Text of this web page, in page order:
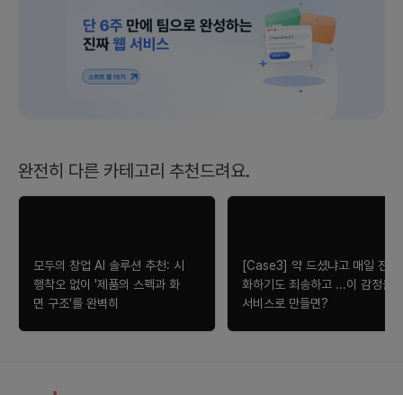
성되어 있습니다 프로젝트 리더인 디에스에 대한 경험
과 경력은 dreamsurferds.io를 참고해주세요.합류
하시게 되면 HERE(teamhere.io)와 우리동네 수다
방 ‘동수다’ 서비스를 함께 진행하셔도 좋습니다.우리동
네 수다방 ‘동수다’ 렛플 프로젝트 링크 참고:https://l
etspl.me/project/1781/%EC%9A%B0%EB%
A6%AC%EB%8F%99%EB%84%A4%20%E
C%88%98%EB%8B%A4%EB%B0%A9%2
한 프로젝트를 혼자서 해가기에는 어려움이 많고 결국
엔 팀이 중요했던것 같습니다.일반 대중에게 널리 쓰일
준히 함께 해가봐주실 분들의 관심을 부탁 드립니다.감
완전히 다른 카테고리 추천드려요.
모두의 창업 AI 솔루션 추천: 시
행착오 없이 '제품의 스펙과 화
면 구조'를 완벽히
[Case3] 약 드셨냐고 매일 전
화하기도 죄송하고 ...이 감정을
서비스로 만들면?